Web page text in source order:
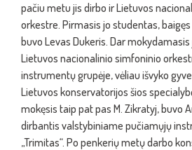
pačiu metu jis dirbo ir Lietuvos
orkestre. Pirmasis jo studentas,
buvo Levas Dukeris. Dar
Lietuvos nacionalinio simfoninio
instrumentų grupėje, vėliau išvyko
Lietuvos konservatorijos šios
mokęsis taip pat pas M. Zikratyj, buvo
dirbantis valstybiniame pučiamųjų
„Trimitas“. Po penkerių metų darbo